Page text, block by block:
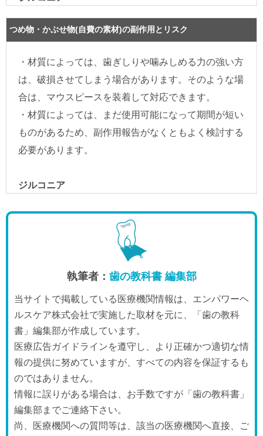
執筆者： 歯の教科書 編集部
当サイトで掲載している医療機関情報は、エンパワーヘ
ルスケア株式会社で実施した取材を元に、「歯の教科
書」編集部が作成しています。
医療広告ガイドラインを遵守し、より正確かつ適切な情
報の提供に努めていますが、すべての内容を保証するも
のではありません。
情報に誤りがある場合は、お手数ですが「歯の教科書」
編集部までご連絡下さい。
尚、医療機関への質問等は、該当の医療機関へ直接、ご